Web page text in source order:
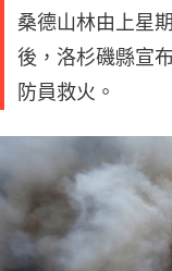
桑德山林由上星
後，洛杉磯縣宣
防員救火。